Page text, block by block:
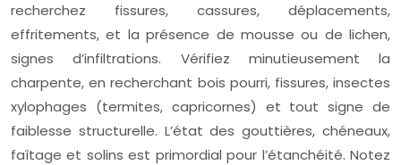
recherchez fissures, cassures, déplacements,
effritements, et la présence de mousse ou de lichen,
signes d’infiltrations. Vérifiez minutieusement la
charpente, en recherchant bois pourri, fissures, insectes
xylophages (termites, capricornes) et tout signe de
faiblesse structurelle. L’état des gouttières, chéneaux,
faîtage et solins est primordial pour l’étanchéité. Notez